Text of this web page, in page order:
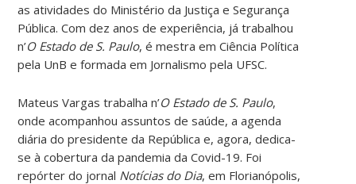
as atividades do Ministério da Justiça e Segurança
Pública. Com dez anos de experiência, já trabalhou
n’O Estado de S. Paulo, é mestra em Ciência Política
pela UnB e formada em Jornalismo pela UFSC.
Mateus Vargas trabalha n’O Estado de S. Paulo,
onde acompanhou assuntos de saúde, a agenda
diária do presidente da República e, agora, dedica-
se à cobertura da pandemia da Covid-19. Foi
repórter do jornal Notícias do Dia, em Florianópolis,